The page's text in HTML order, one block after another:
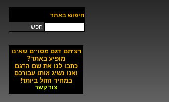
חיפוש באתר
חפש
רציתם דגם מסויים שאינו
מופיע באתר?
כתבו לנו את שם הדגם
ואנו נשיג אותו עבורכם
במחיר הזול ביותר!
צור קשר